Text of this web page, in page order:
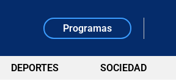
Programas
DEPORTES SOCIEDAD